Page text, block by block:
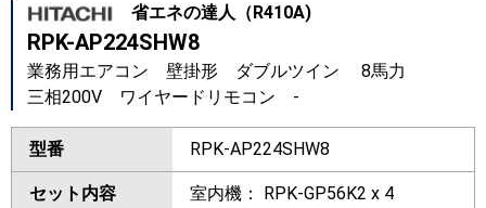
省エネの達人（R410A)
RPK-AP224SHW8
業務用エアコン 壁掛形 ダブルツイン 8馬力
三相200V ワイヤードリモコン -
型番 RPK-AP224SHW8
セット内容
室内機： RPK-GP56K2 x 4